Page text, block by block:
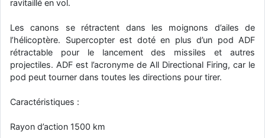
ravitaillé en vol.
Les canons se rétractent dans les moignons d’ailes de
l’hélicoptère. Supercopter est doté en plus d’un pod ADF
rétractable pour le lancement des missiles et autres
projectiles. ADF est l’acronyme de All Directional Firing, car le
pod peut tourner dans toutes les directions pour tirer.
Caractéristiques :
Rayon d’action 1500 km